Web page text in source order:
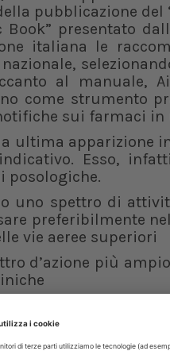
pubblicazione del
presentato
italiana le
al manuale,
come strumento
sui farmaci in
ultima apparizione
Esso,
posologiche.
uno spettro di
preferibilmente
vie aeree superiori
d’azione più
da riservare al